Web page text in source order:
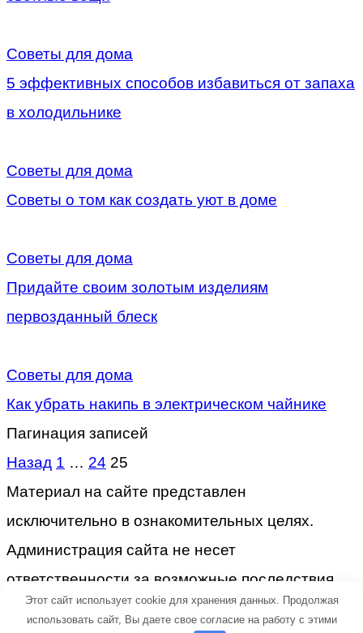
Советы для дома
5 эффективных способов избавиться от запаха
в холодильнике
Советы для дома
Советы о том как создать уют в доме
Советы для дома
Придайте своим золотым изделиям
первозданный блеск
Советы для дома
Как убрать накипь в электрическом чайнике
Пагинация записей
Назад 1 … 24 25
Материал на сайте представлен
исключительно в ознакомительных целях.
Администрация сайта не несет
ответственности за возможные последствия
после прочтения материала.
Этот сайт использует cookie для хранения данных. Продолжая
использовать сайт, Вы даете свое согласие на работу с этими